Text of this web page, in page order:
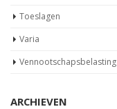
Toeslagen
Varia
Vennootschapsbelasting
ARCHIEVEN